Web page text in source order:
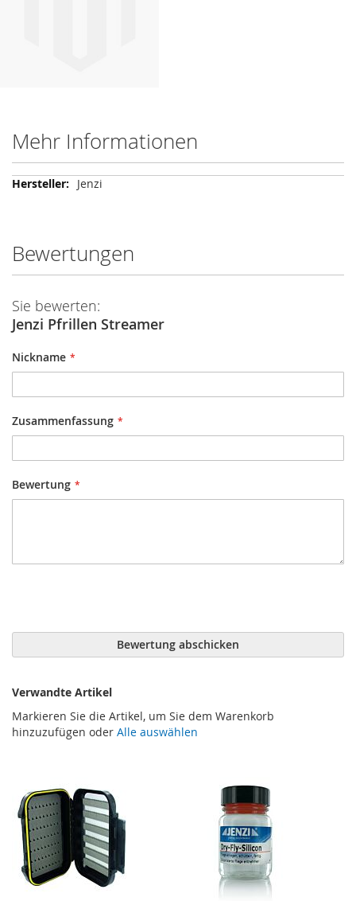
Mehr Informationen
Mehr
Jenzi
Bewertungen
Sie bewerten:
Jenzi Pfrillen Streamer
Nickname
Zusammenfassung
Bewertung
Bewertung abschicken
Verwandte Artikel
Markieren Sie die Artikel, um Sie dem Warenkorb
hinzuzufügen oder Alle auswählen